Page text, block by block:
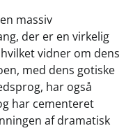
massiv
der er en virkelig
vidner om dens
med dens gotiske
har også
har cementeret
af dramatisk